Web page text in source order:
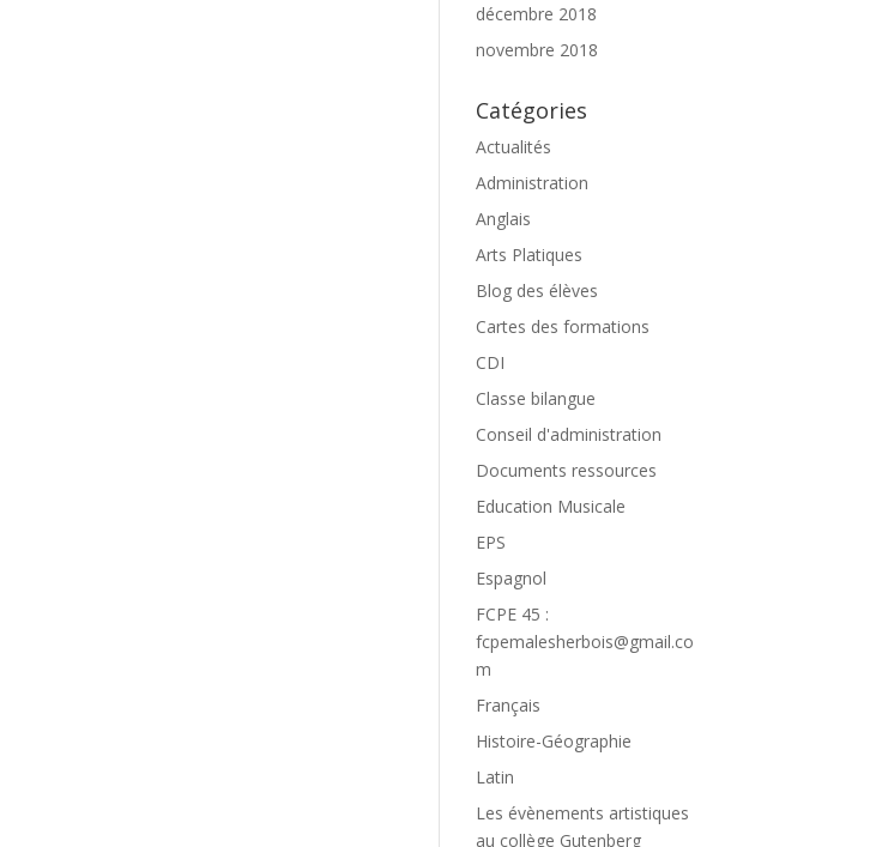
décembre 2018
novembre 2018
Catégories
Actualités
Administration
Anglais
Arts Platiques
Blog des élèves
Cartes des formations
CDI
Classe bilangue
Conseil d'administration
Documents ressources
Education Musicale
EPS
Espagnol
FCPE 45 :
fcpemalesherbois@gmail.co
m
Français
Histoire-Géographie
Latin
Les évènements artistiques
au collège Gutenberg